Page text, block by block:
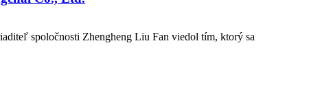
spoločnosti Zhengheng Liu Fan viedol tím, ktorý sa